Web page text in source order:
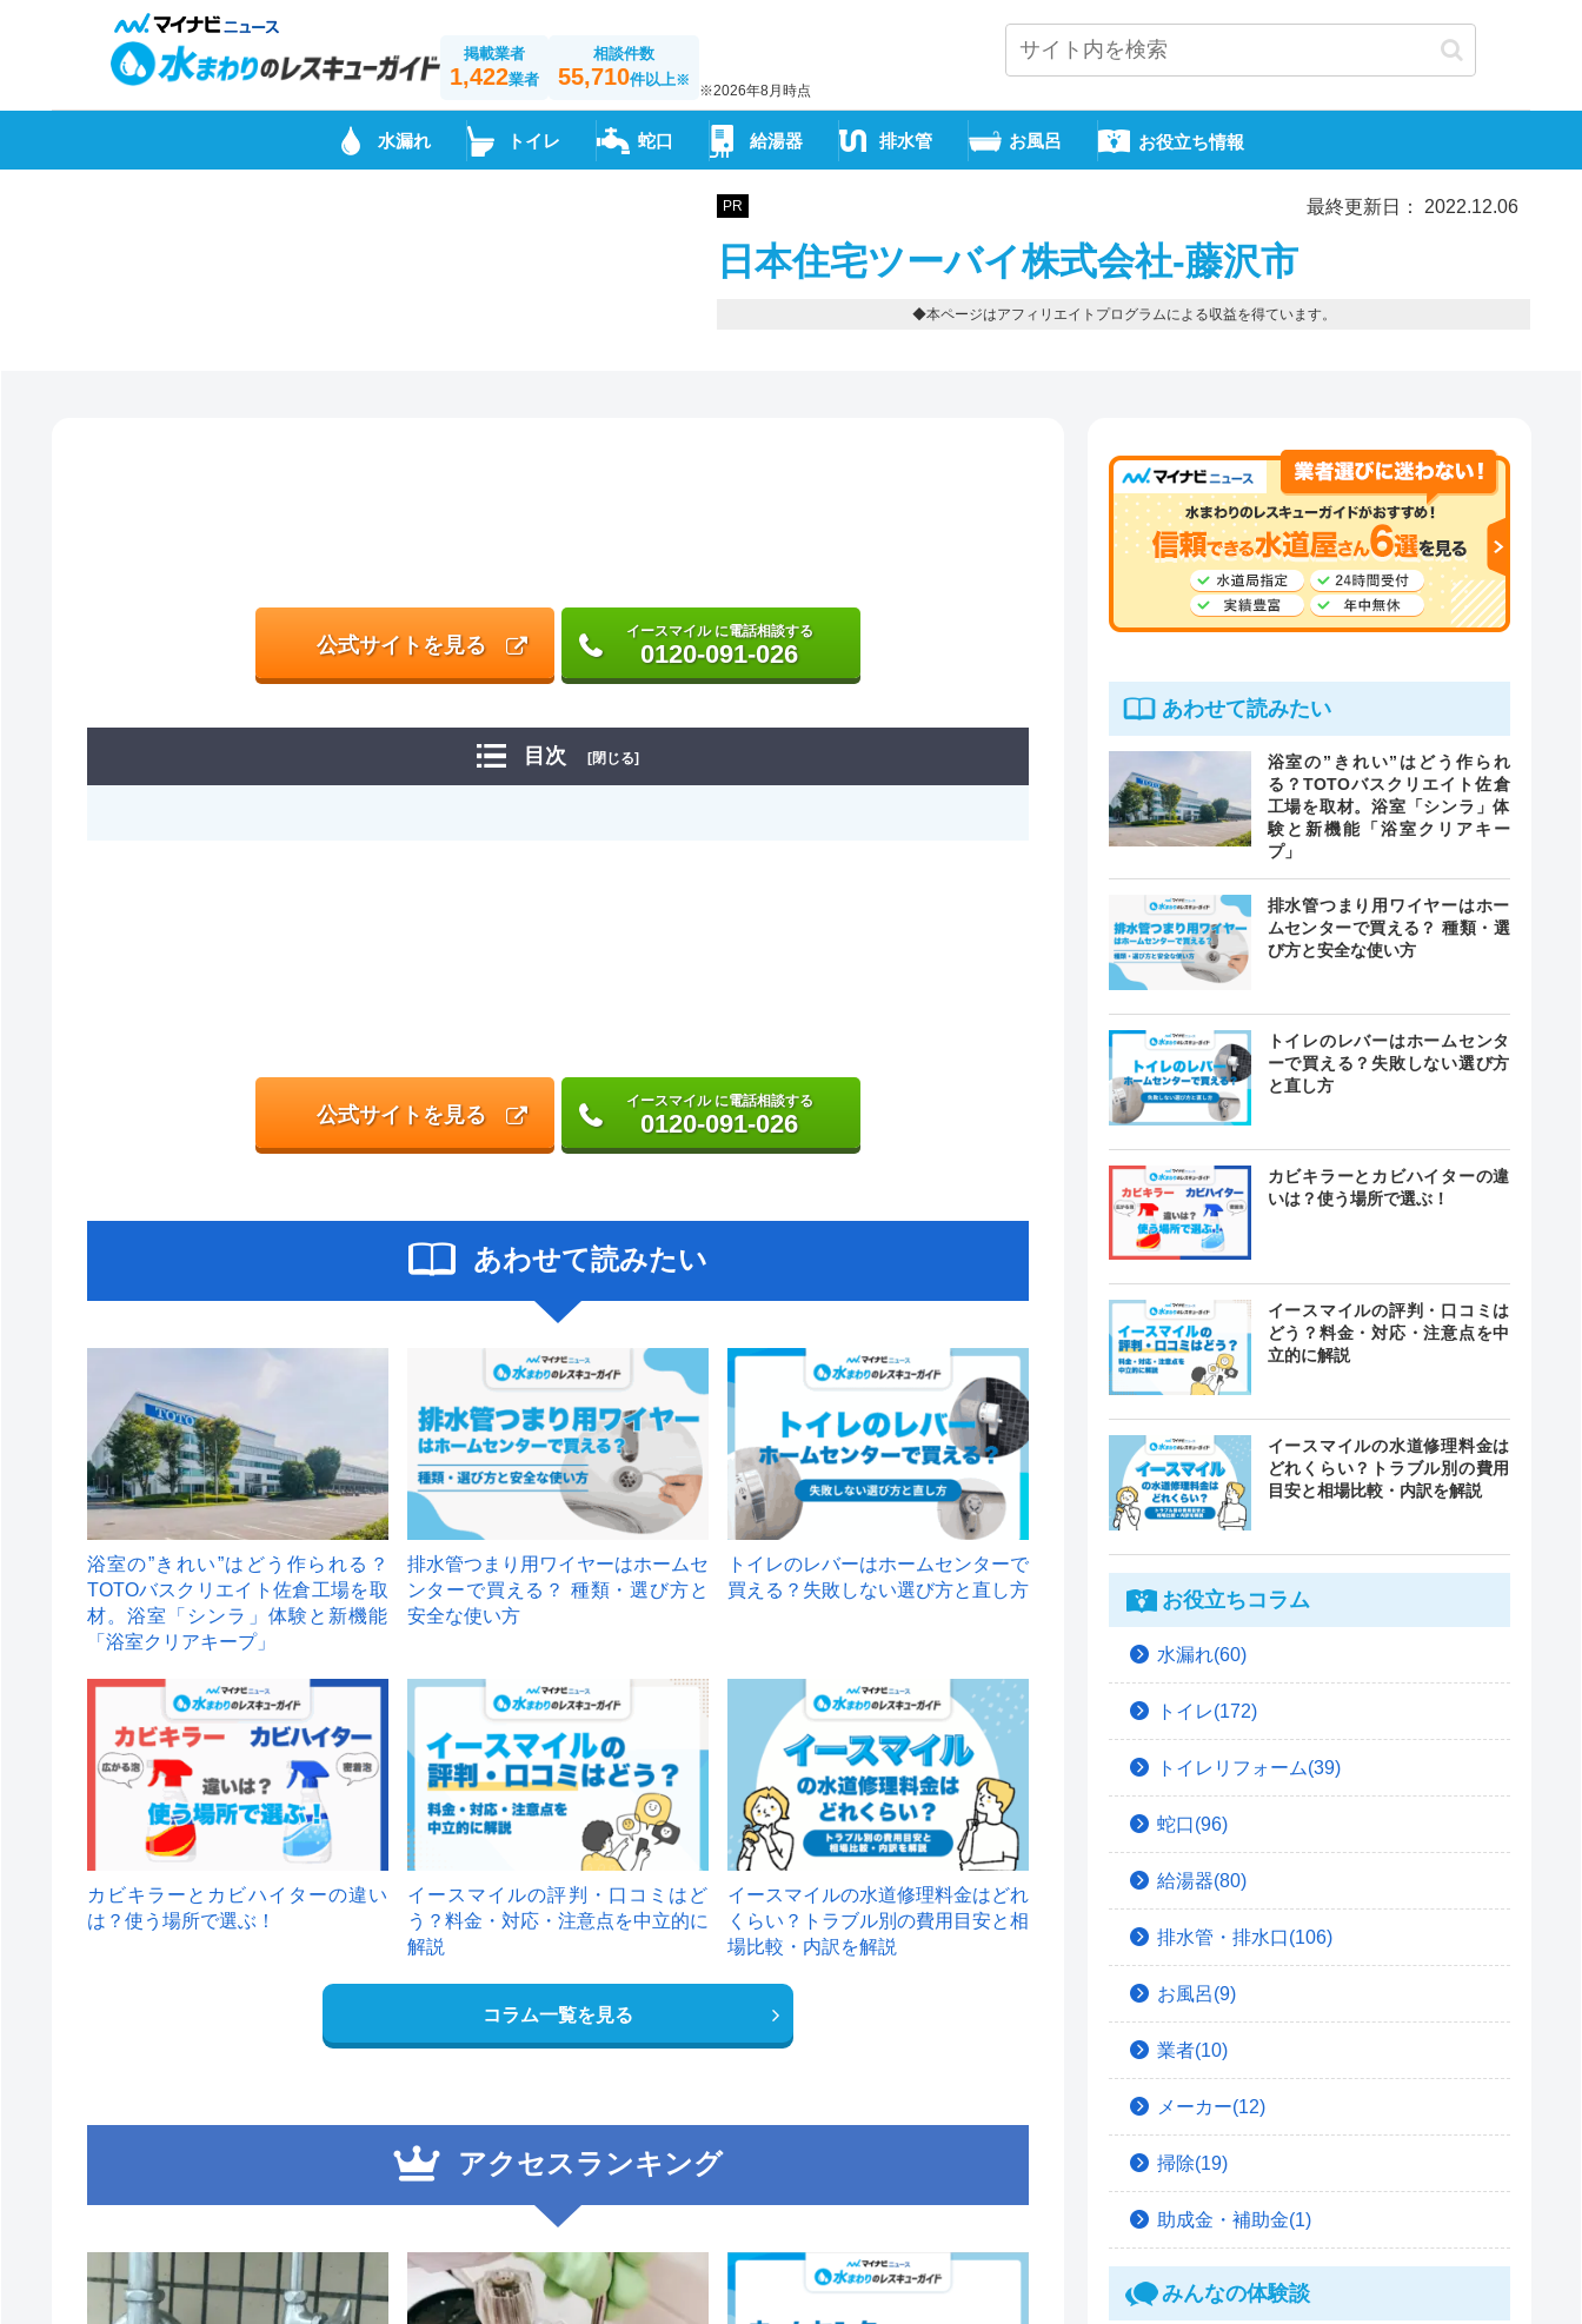
掲載業者
1,422業者
相談件数
55,710件以上※
※2026年8月時点
水漏れ トイレ 蛇口 給湯器 排水管 お風呂 お役立ち情報
PR 最終更新日： 2022.12.06
日本住宅ツーバイ株式会社-藤沢市
◆本ページはアフィリエイトプログラムによる収益を得ています。
公式サイトを見る
イースマイル に電話相談する
0120-091-026
目次 [閉じる]
公式サイトを見る
イースマイル に電話相談する
0120-091-026
あわせて読みたい
浴室の”きれい”はどう作られる？
TOTOバスクリエイト佐倉工場を取
材。浴室「シンラ」体験と新機能
「浴室クリアキープ」
排水管つまり用ワイヤーはホームセ
ンターで買える？ 種類・選び方と
安全な使い方
トイレのレバーはホームセンターで
買える？失敗しない選び方と直し方
カビキラーとカビハイターの違い
は？使う場所で選ぶ！
イースマイルの評判・口コミはど
う？料金・対応・注意点を中立的に
解説
イースマイルの水道修理料金はどれ
くらい？トラブル別の費用目安と相
場比較・内訳を解説
コラム一覧を見る
アクセスランキング
1 2
あわせて読みたい
浴室の”きれい”はどう作られ
る？TOTOバスクリエイト佐倉
工場を取材。浴室「シンラ」体
験と新機能「浴室クリアキー
プ」
排水管つまり用ワイヤーはホー
ムセンターで買える？ 種類・選
び方と安全な使い方
トイレのレバーはホームセンタ
ーで買える？失敗しない選び方
と直し方
カビキラーとカビハイターの違
いは？使う場所で選ぶ！
イースマイルの評判・口コミは
どう？料金・対応・注意点を中
立的に解説
イースマイルの水道修理料金は
どれくらい？トラブル別の費用
目安と相場比較・内訳を解説
お役立ちコラム
水漏れ(60)
トイレ(172)
トイレリフォーム(39)
蛇口(96)
給湯器(80)
排水管・排水口(106)
お風呂(9)
業者(10)
メーカー(12)
掃除(19)
助成金・補助金(1)
みんなの体験談